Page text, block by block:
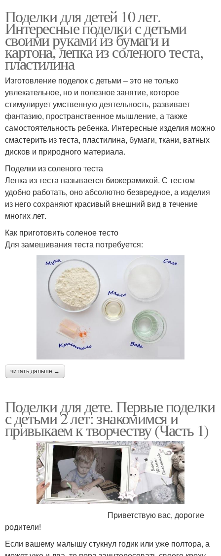
Поделки для детей 10 лет.
Интересные поделки с детьми
своими руками из бумаги и
картона, лепка из соленого теста,
пластилина
Изготовление поделок с детьми – это не только
увлекательное, но и полезное занятие, которое
стимулирует умственную деятельность, развивает
фантазию, пространственное мышление, а также
самостоятельность ребенка. Интересные изделия можно
смастерить из теста, пластилина, бумаги, ткани, ватных
дисков и природного материала.
Поделки из соленого теста
Лепка из теста называется биокерамикой. С тестом
удобно работать, оно абсолютно безвредное, а изделия
из него сохраняют красивый внешний вид в течение
многих лет.
Как приготовить соленое тесто
Для замешивания теста потребуется:
читать дальше →
Поделки для дете. Первые поделки
с детьми 2 лет: знакомимся и
привыкаем к творчеству (Часть 1)
Приветствую вас, дорогие
родители!
Если вашему малышу стукнул годик или уже полтора, а